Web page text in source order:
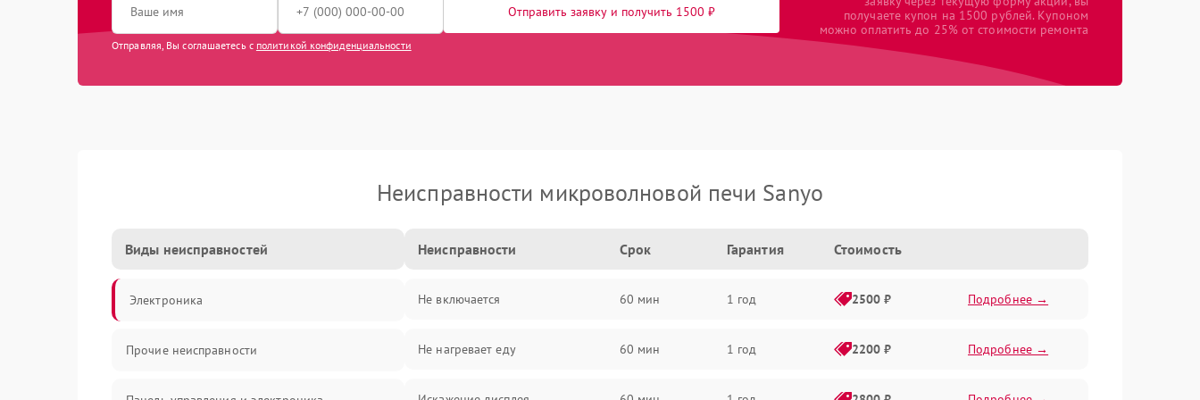
Отправить заявку и получить 1500 ₽
Отправляя, Вы соглашаетесь с политикой конфиденциальности
получаете купон на 1500 рублей. Купоном
можно оплатить до 25% от стоимости ремонта
Неисправности микроволновой печи Sanyo
Виды неисправностей
Электроника
Прочие неисправности
Неисправности Срок Гарантия Стоимость
Не включается 60 мин 1 год 2500 ₽ Подробнее →
Не нагревает еду 60 мин 1 год 2200 ₽ Подробнее →